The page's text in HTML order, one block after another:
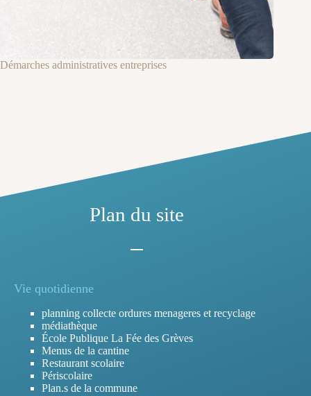
Démarches administratives entreprises
Plan du site
Vie quotidienne
planning collecte ordures menageres et recyclage
médiathèque
École Publique La Fée des Grèves
Menus de la cantine
Restaurant scolaire
Périscolaire
Plan.s de la commune